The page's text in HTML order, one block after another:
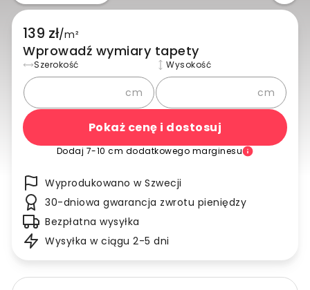
139 zł/m²
Wprowadź wymiary tapety
Szerokość
cm
Wysokość
cm
Pokaż cenę i dostosuj
Dodaj 7-10 cm dodatkowego marginesu
Wyprodukowano w Szwecji
30-dniowa gwarancja zwrotu pieniędzy
Bezpłatna wysyłka
Wysyłka w ciągu 2-5 dni